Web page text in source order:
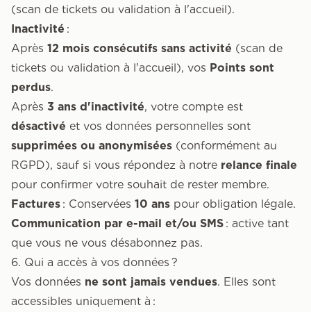
(scan de tickets ou validation à l'accueil).
Inactivité :
Après 12 mois consécutifs sans activité (scan de
tickets ou validation à l'accueil), vos Points sont
perdus.
Après 3 ans d'inactivité, votre compte est
désactivé et vos données personnelles sont
supprimées ou anonymisées (conformément au
RGPD), sauf si vous répondez à notre relance finale
pour confirmer votre souhait de rester membre.
Factures : Conservées 10 ans pour obligation légale.
Communication par e-mail et/ou SMS : active tant
que vous ne vous désabonnez pas.
6. Qui a accès à vos données ?
Vos données ne sont jamais vendues. Elles sont
accessibles uniquement à :